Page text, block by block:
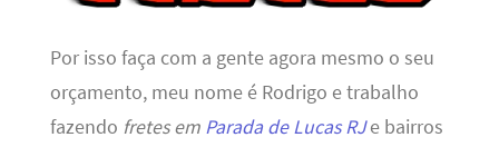
Por isso faça com a gente agora mesmo o seu
orçamento, meu nome é Rodrigo e trabalho
fazendo fretes em Parada de Lucas RJe bairros